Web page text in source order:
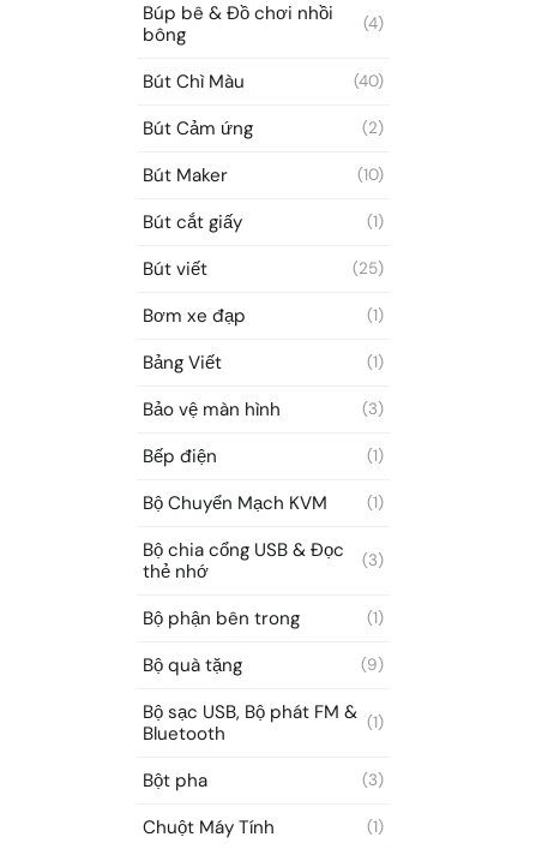
Búp bê & Đồ chơi nhồi
bông
(4)
Bút Chì Màu (40)
Bút Cảm ứng (2)
Bút Maker (10)
Bút cắt giấy (1)
Bút viết (25)
Bơm xe đạp (1)
Bảng Viết (1)
Bảo vệ màn hình (3)
Bếp điện (1)
Bộ Chuyển Mạch KVM (1)
Bộ chia cổng USB & Đọc
thẻ nhớ
(3)
Bộ phận bên trong (1)
Bộ quà tặng (9)
Bộ sạc USB, Bộ phát FM &
Bluetooth
(1)
Bột pha (3)
Chuột Máy Tính (1)